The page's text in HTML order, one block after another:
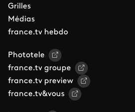
Grilles
Médias
france.tv hebdo
Phototele
france.tv groupe
france.tv preview
france.tv&vous